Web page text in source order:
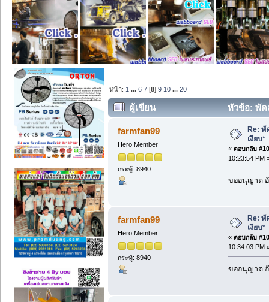
หน้า: 1 ...6 7 [8]9 10 ...20
ผู้เขียน หัวข้อ: พัด
farmfan99
Hero Member
กระทู้: 8940
Re: พั
เงียบ*
« ตอบกลับ
10:23:54 PM
ขออนุญาต
farmfan99
Hero Member
กระทู้: 8940
Re: พั
เงียบ*
« ตอบกลับ
10:34:03 PM
ขออนุญาต